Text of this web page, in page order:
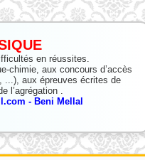
en réussites.
chimie, aux concours d’accès
...), aux épreuves écrites de
l’agrégation .
- Beni Mellal